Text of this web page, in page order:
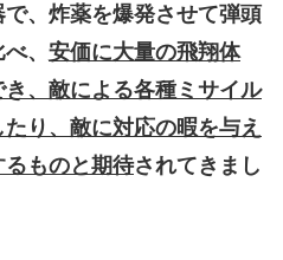
、炸薬を爆発させて弾頭
、 安価に大量の飛翔体
き、敵による各種ミサイル
り、敵に対応の暇を与え
ものと期待されてきまし